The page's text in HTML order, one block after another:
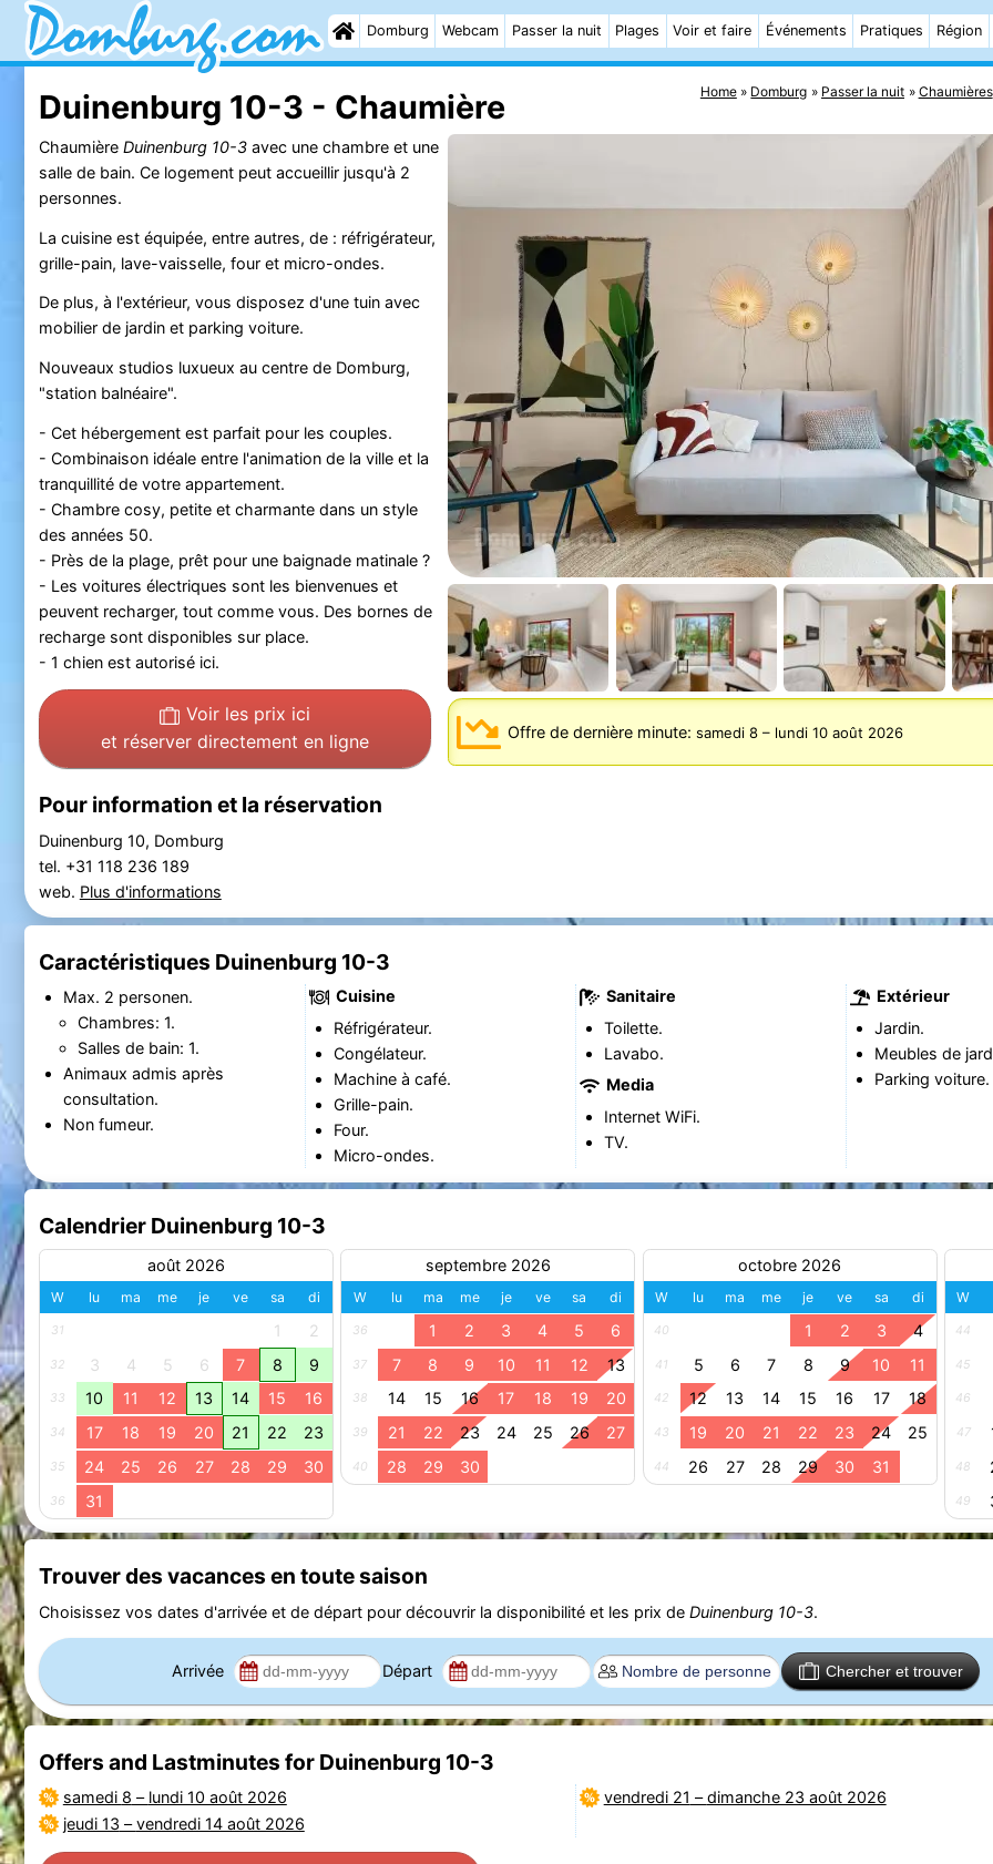
Domburg Webcam Passer la nuit Plages Voir et faire Événements Pratiques Région
Home Domburg Passer la nuit Chaumières
Duinenburg 10-3 - Chaumière
Offre de dernière minute: samedi 8– lundi 10 août 2026
Chaumière Duinenburg 10-3avec une chambre et une
salle de bain. Ce logement peut accueillir jusqu'à 2
personnes.
La cuisine est équipée, entre autres, de : réfrigérateur,
grille-pain, lave-vaisselle, four et micro-ondes.
De plus, à l'extérieur, vous disposez d'une tuin avec
mobilier de jardin et parking voiture.
Nouveaux studios luxueux au centre de Domburg,
"station balnéaire".
- Cet hébergement est parfait pour les couples.
- Combinaison idéale entre l'animation de la ville et la
tranquillité de votre appartement.
- Chambre cosy, petite et charmante dans un style
des années 50.
- Près de la plage, prêt pour une baignade matinale ?
- Les voitures électriques sont les bienvenues et
peuvent recharger, tout comme vous. Des bornes de
recharge sont disponibles sur place.
- 1 chien est autorisé ici.
Voir les prix ici
et réserver directement en ligne
Pour information et la réservation
Duinenburg 10, Domburg
tel. +31 118 236 189
web. Plus d'informations
Caractéristiques Duinenburg 10-3
Max. 2 personen.
Chambres: 1.
Salles de bain: 1.
Animaux admis après
consultation.
Non fumeur.
Cuisine
Réfrigérateur.
Congélateur.
Machine à café.
Grille-pain.
Four.
Micro-ondes.
Sanitaire
Toilette.
Lavabo.
Media
Internet WiFi.
TV.
Extérieur
Jardin.
Meubles de
Parking voiture.
Calendrier Duinenburg 10-3
août 2026
W lu ma me je ve sa di
31 1 2
32 3 4 5 6 7 8 9
33 10 11 12 13 14 15 16
34 17 18 19 20 21 22 23
35 24 25 26 27 28 29 30
36 31
septembre 2026
W lu ma me je ve sa di
36 1 2 3 4 5 6
37 7 8 9 10 11 12 13
38 14 15 16 17 18 19 20
39 21 22 23 24 25 26 27
40 28 29 30
octobre 2026
W lu ma me je ve sa di
40 1 2 3 4
41 5 6 7 8 9 10 11
42 12 13 14 15 16 17 18
43 19 20 21 22 23 24 25
44 26 27 28 29 30 31
W
44
45
46
47
48
49
Trouver des vacances en toute saison
Choisissez vos dates d'arrivée et de départ pour découvrir la disponibilité et les prix de Duinenburg 10-3.
Arrivée Départ Chercher et trouver
Offers and Lastminutes for Duinenburg 10-3
samedi 8 – lundi 10 août 2026
jeudi 13 –vendredi 14 août 2026
vendredi 21 –dimanche 23 août 2026